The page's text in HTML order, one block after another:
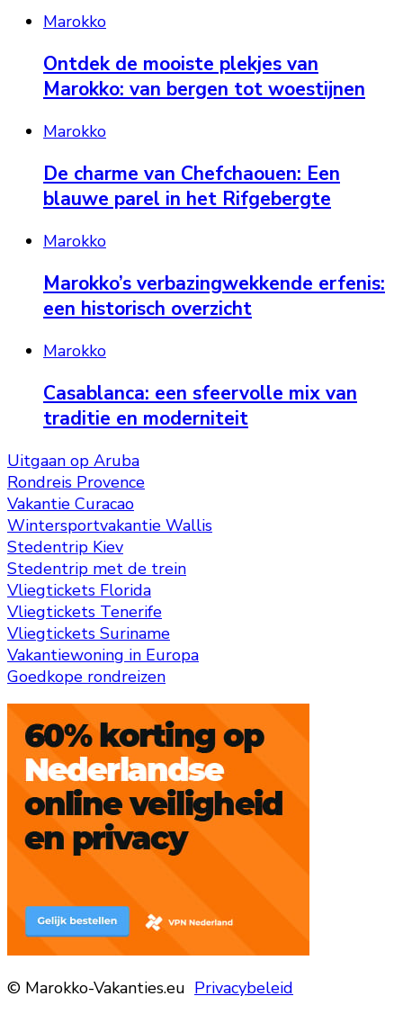
Marokko
Ontdek de mooiste plekjes van
Marokko: van bergen tot woestijnen
Marokko
De charme van Chefchaouen: Een
blauwe parel in het Rifgebergte
Marokko
Marokko’s verbazingwekkende erfenis:
een historisch overzicht
Marokko
Casablanca: een sfeervolle mix van
traditie en moderniteit
Uitgaan op Aruba
Rondreis Provence
Vakantie Curacao
Wintersportvakantie Wallis
Stedentrip Kiev
Stedentrip met de trein
Vliegtickets Florida
Vliegtickets Tenerife
Vliegtickets Suriname
Vakantiewoning in Europa
Goedkope rondreizen
© Marokko-Vakanties.eu Privacybeleid